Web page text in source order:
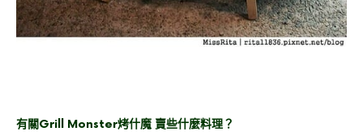
有關Grill Monster烤什魔 賣些什麼料理？